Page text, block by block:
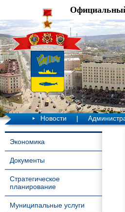
Новости |
Экономика
Документы
Стратегическое
планирование
Муниципальные услуги